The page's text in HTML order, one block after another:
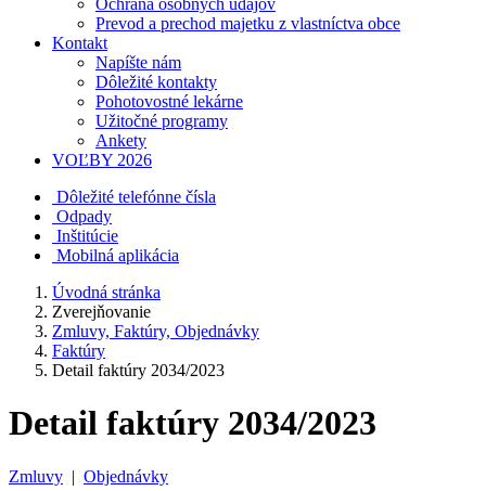
Ochrana osobných údajov
Prevod a prechod majetku z vlastníctva obce
Kontakt
Napíšte nám
Dôležité kontakty
Pohotovostné lekárne
Užitočné programy
Ankety
VOĽBY 2026
Dôležité telefónne čísla
Odpady
Inštitúcie
Mobilná aplikácia
Úvodná stránka
Zverejňovanie
Zmluvy, Faktúry, Objednávky
Faktúry
Detail faktúry 2034/2023
Detail faktúry 2034/2023
Zmluvy | Objednávky